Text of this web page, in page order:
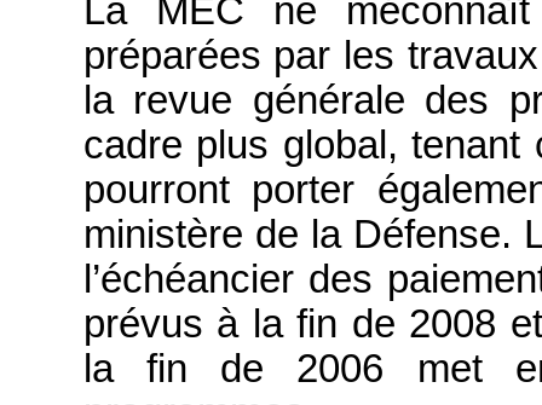
La MEC ne
préparées par les
la revue générale des
cadre plus global, tenant
pourront porter
ministère de la Défense.
l’échéancier des
prévus à la fin de 2008
la fin de 2006 met